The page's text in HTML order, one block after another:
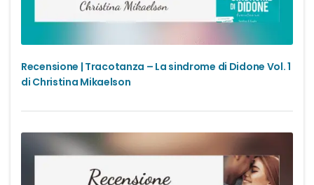
Recensione | Tracotanza – La sindrome di Didone Vol. 1
di Christina Mikaelson